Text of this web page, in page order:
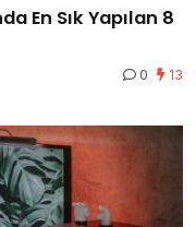
En Sık Yapılan 8
0 13